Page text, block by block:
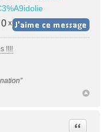
0 x
!!!!
Citer